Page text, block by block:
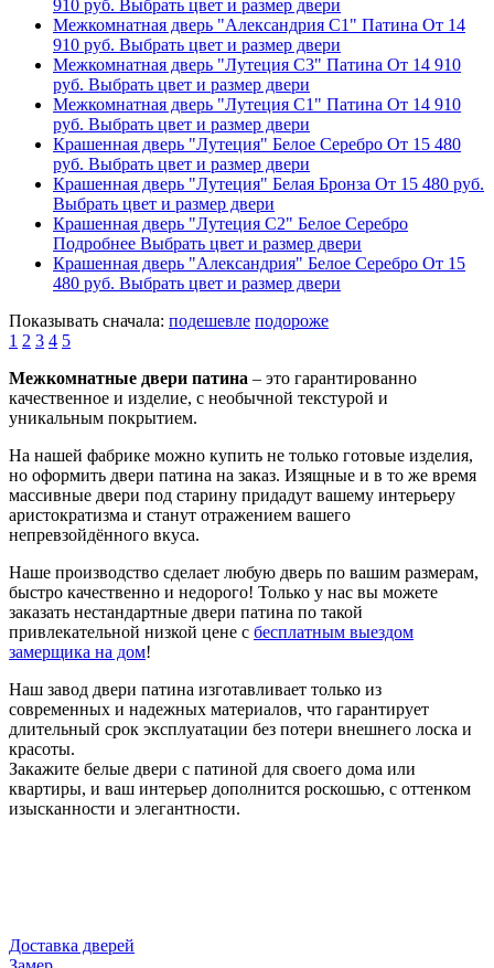
910 руб. Выбрать цвет и размер двери
Межкомнатная дверь "Александрия С1" Патина От 14
910 руб. Выбрать цвет и размер двери
Межкомнатная дверь "Лутеция С3" Патина От 14 910
руб. Выбрать цвет и размер двери
Межкомнатная дверь "Лутеция С1" Патина От 14 910
руб. Выбрать цвет и размер двери
Крашенная дверь "Лутеция" Белое Серебро От 15 480
руб. Выбрать цвет и размер двери
Крашенная дверь "Лутеция" Белая Бронза От 15 480 руб.
Выбрать цвет и размер двери
Крашенная дверь "Лутеция С2" Белое Серебро
Подробнее Выбрать цвет и размер двери
Крашенная дверь "Александрия" Белое Серебро От 15
480 руб. Выбрать цвет и размер двери
Показывать сначала: подешевле подороже
1 2 3 4 5
Межкомнатные двери патина – это гарантированно
качественное и изделие, с необычной текстурой и
уникальным покрытием.
На нашей фабрике можно купить не только готовые изделия,
но оформить двери патина на заказ. Изящные и в то же время
массивные двери под старину придадут вашему интерьеру
аристократизма и станут отражением вашего
непревзойдённого вкуса.
Наше производство сделает любую дверь по вашим размерам,
быстро качественно и недорого! Только у нас вы можете
заказать нестандартные двери патина по такой
привлекательной низкой цене с бесплатным выездом
замерщика на дом!
Наш завод двери патина изготавливает только из
современных и надежных материалов, что гарантирует
длительный срок эксплуатации без потери внешнего лоска и
красоты.
Закажите белые двери с патиной для своего дома или
квартиры, и ваш интерьер дополнится роскошью, с оттенком
изысканности и элегантности.
Доставка дверей